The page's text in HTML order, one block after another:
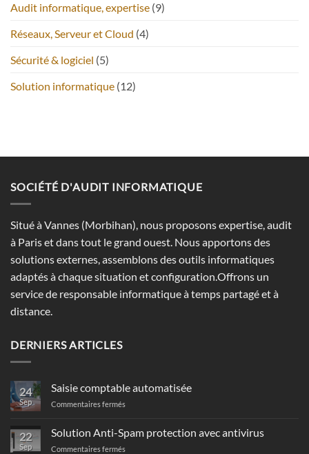
Audit informatique, expertise (9)
Réseaux, Serveur et Cloud (4)
Sécurité & logiciel (5)
Solution informatique (12)
SOCIÉTÉ D'AUDIT INFORMATIQUE
Situé à Vannes (Morbihan), nous proposons expertise, audit
à Paris et dans tout le grand ouest. Nous apportons des
solutions externes, assemblons des outils informatiques
adaptés à chaque situation et configuration.Offrons un
service de responsable informatique à temps partagé et à
distance.
DERNIERS ARTICLES
24
Sep
Saisie comptable automatisée
Commentaires fermés
automatisée
22
Sep
Solution Anti-Spam protection avec antivirus
Commentaires fermés